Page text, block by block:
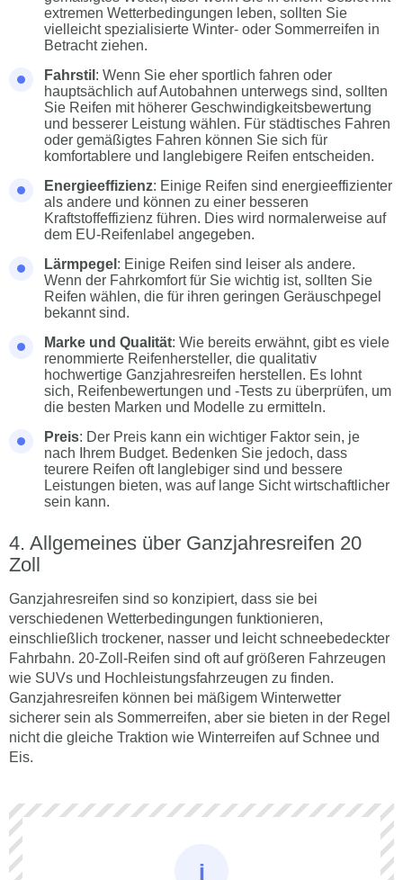
extremen Wetterbedingungen leben, sollten Sie
vielleicht spezialisierte Winter- oder Sommerreifen in
Betracht ziehen.
Fahrstil : Wenn Sie eher sportlich fahren oder
hauptsächlich auf Autobahnen unterwegs sind, sollten
Sie Reifen mit höherer Geschwindigkeitsbewertung
und besserer Leistung wählen. Für städtisches Fahren
oder gemäßigtes Fahren können Sie sich für
komfortablere und langlebigere Reifen entscheiden.
Energieeffizienz: Einige Reifen sind energieeffizienter
als andere und können zu einer besseren
Kraftstoffeffizienz führen. Dies wird normalerweise auf
dem EU-Reifenlabel angegeben.
Lärmpegel : Einige Reifen sind leiser als andere.
Wenn der Fahrkomfort für Sie wichtig ist, sollten Sie
Reifen wählen, die für ihren geringen Geräuschpegel
bekannt sind.
Marke und Qualität: Wie bereits erwähnt, gibt es viele
renommierte Reifenhersteller, die qualitativ
hochwertige Ganzjahresreifen herstellen. Es lohnt
sich, Reifenbewertungen und -Tests zu überprüfen, um
die besten Marken und Modelle zu ermitteln.
Preis: Der Preis kann ein wichtiger Faktor sein, je
nach Ihrem Budget. Bedenken Sie jedoch, dass
teurere Reifen oft langlebiger sind und bessere
Leistungen bieten, was auf lange Sicht wirtschaftlicher
sein kann.
Allgemeines über Ganzjahresreifen 20
Zoll
Ganzjahresreifen sind so konzipiert, dass sie bei
verschiedenen Wetterbedingungen funktionieren,
einschließlich trockener, nasser und leicht schneebedeckter
Fahrbahn. 20-Zoll-Reifen sind oft auf größeren Fahrzeugen
wie SUVs und Hochleistungsfahrzeugen zu finden.
Ganzjahresreifen können bei mäßigem Winterwetter
sicherer sein als Sommerreifen, aber sie bieten in der Regel
nicht die gleiche Traktion wie Winterreifen auf Schnee und
Eis.